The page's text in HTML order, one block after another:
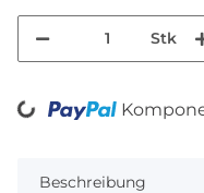
Stk
Loading...Beschreibung